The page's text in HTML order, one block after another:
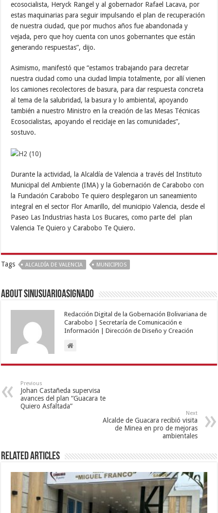
ecosocialista, Heryck Rangel y al gobernador Rafael Lacava, por
estas maquinarias para seguir impulsando el plan de recuperación
de nuestra ciudad, que por muchos años fue abandonada y
vejada, pero que hoy cuenta con unos gobernantes que están
generando respuestas”, dijo.
Asimismo, manifestó que “estamos trabajando para decretar
nuestra ciudad como una ciudad limpia totalmente, por allí vienen
los camiones recolectores de basura, para dar respuesta concreta
al tema de la salubridad, la basura y lo ambiental, apoyando
también a nuestro Ministro en la creación de las Mesas Técnicas
Ecosocialistas, apoyando el reciclaje en las comunidades”,
sostuvo.
Durante la actividad, la Alcaldía de Valencia a través del Instituto
Municipal del Ambiente (IMA) y la Gobernación de Carabobo con
la Fundación Carabobo Te quiero desplegaron un saneamiento
integral en el sector Flor Amarillo, del municipio Valencia, desde el
Paseo Las Industrias hasta Los Bucares, como parte del plan
Valencia Te Quiero y Carabobo Te Quiero.
Tags ALCALDÍA DE VALENCIA MUNICIPIOS
About sinusuarioasignado
Redacción Digital de la Gobernación Bolivariana de
Carabobo | Secretaría de Comunicación e
Información | Dirección de Diseño y Creación
Previous
Johan Castañeda supervisa
avances del plan “Guacara te
Quiero Asfaltada”
Next
Alcalde de Guacara recibió visita
de Minea en pro de mejoras
ambientales
Related Articles